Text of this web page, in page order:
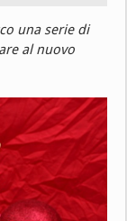
una serie di
al nuovo